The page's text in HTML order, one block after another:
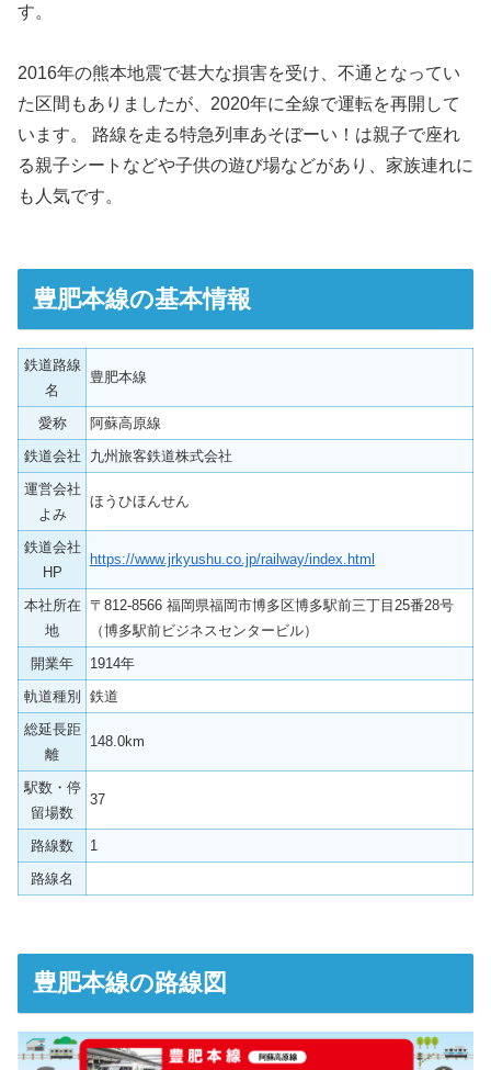
す。
2016年の熊本地震で甚大な損害を受け、不通となってい
た区間もありましたが、2020年に全線で運転を再開して
います。 路線を走る特急列車あそぼーい！は親子で座れ
る親子シートなどや子供の遊び場などがあり、家族連れに
も人気です。
豊肥本線の基本情報
鉄道路線
名
豊肥本線
愛称
阿蘇高原線
鉄道会社
九州旅客鉄道株式会社
運営会社
よみ
ほうひほんせん
鉄道会社
HP
https://www.jrkyushu.co.jp/railway/index.html
本社所在
地
〒812-8566 福岡県福岡市博多区博多駅前三丁目25番28号
（博多駅前ビジネスセンタービル）
開業年
1914年
軌道種別
鉄道
総延長距
離
148.0km
駅数・停
留場数
37
路線数
1
路線名
豊肥本線の路線図